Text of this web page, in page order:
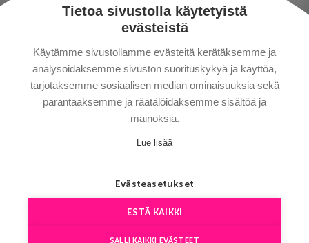
Tietoa sivustolla käytetyistä
evästeistä
Käytämme sivustollamme evästeitä kerätäksemme ja
analysoidaksemme sivuston suorituskykyä ja käyttöä,
tarjotaksemme sosiaalisen median ominaisuuksia sekä
parantaaksemme ja räätälöidäksemme sisältöä ja
mainoksia.
Lue lisää
Evästeasetukset
ESTÄ KAIKKI
SALLI KAIKKI EVÄSTEET
PRIVACY POLICY
MAKSUTAVAT
GENERAL CONDITIONS
GOOD TO KNOW
CONTACTS
Copyright © Aventours 2026